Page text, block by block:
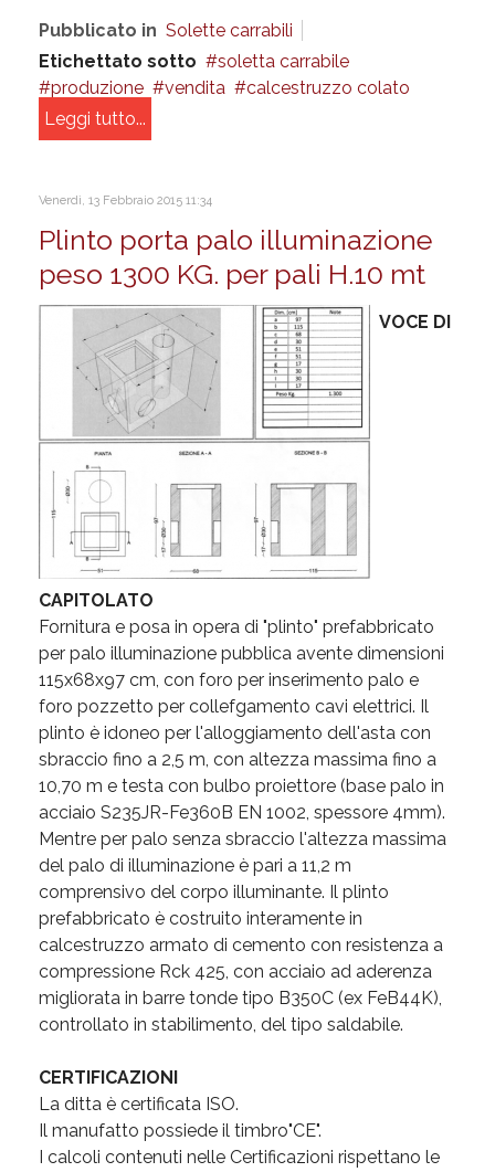
Pubblicato in Solette carrabili
Etichettato sotto
soletta carrabile
produzione
vendita
calcestruzzo colato
Leggi tutto...
Venerdì, 13 Febbraio 2015 11:34
Plinto porta palo illuminazione
peso 1300 KG. per pali H.10 mt
VOCE DI
CAPITOLATO
Fornitura e posa in opera di "plinto" prefabbricato
per palo illuminazione pubblica avente dimensioni
115x68x97 cm, con foro per inserimento palo e
foro pozzetto per collefgamento cavi elettrici. Il
plinto è idoneo per l'alloggiamento dell'asta con
sbraccio fino a 2,5 m, con altezza massima fino a
10,70 m e testa con bulbo proiettore (base palo in
acciaio S235JR-Fe360B EN 1002, spessore 4mm).
Mentre per palo senza sbraccio l'altezza massima
del palo di illuminazione è pari a 11,2 m
comprensivo del corpo illuminante. Il plinto
prefabbricato è costruito interamente in
calcestruzzo armato di cemento con resistenza a
compressione Rck 425, con acciaio ad aderenza
migliorata in barre tonde tipo B350C (ex FeB44K),
controllato in stabilimento, del tipo saldabile.
CERTIFICAZIONI
La ditta è certificata ISO.
Il manufatto possiede il timbro"CE".
I calcoli contenuti nelle Certificazioni rispettano le